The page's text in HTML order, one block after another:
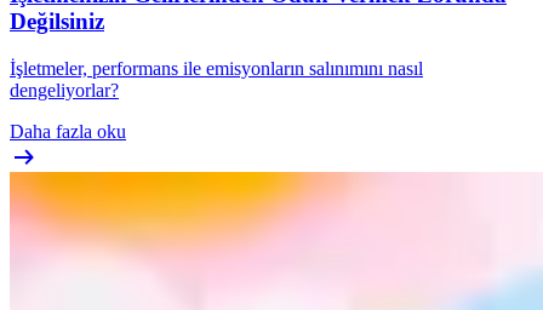
Değilsiniz
İşletmeler, performans ile emisyonların salınımını nasıl
dengeliyorlar?
Daha fazla oku